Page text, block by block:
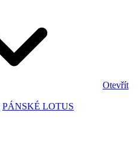
Otevřít
PÁNSKÉ LOTUS